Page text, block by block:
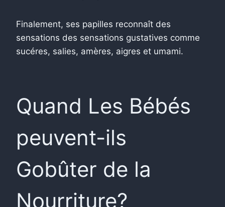
Finalement, ses papilles reconnaît des
sensations des sensations gustatives comme
sucéres, salies, amères, aigres et umami.
Quand Les Bébés
peuvent-ils
Gobûter de la
Nourriture?